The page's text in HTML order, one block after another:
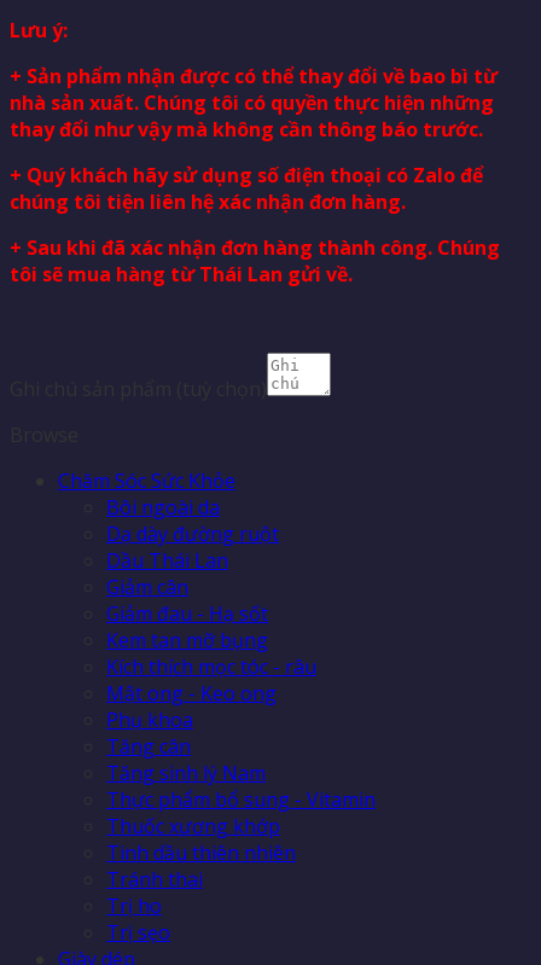
Lưu ý:
+ Sản phẩm nhận được có thể thay đổi về bao bì từ
nhà sản xuất. Chúng tôi có quyền thực hiện những
thay đổi như vậy mà không cần thông báo trước.
+ Quý khách hãy sử dụng số điện thoại có Zalo để
chúng tôi tiện liên hệ xác nhận đơn hàng.
+ Sau khi đã xác nhận đơn hàng thành công. Chúng
tôi sẽ mua hàng từ Thái Lan gửi về.
Chăm Sóc Sức Khỏe
Bôi ngoài da
Dạ dày đường ruột
Dầu Thái Lan
Giảm cân
Giảm đau - Hạ sốt
Kem tan mỡ bụng
Kích thích mọc tóc - râu
Mật ong - Keo ong
Phụ khoa
Tăng cân
Tăng sinh lý Nam
Thực phẩm bổ sung - Vitamin
Thuốc xương khớp
Tinh dầu thiên nhiên
Tránh thai
Trị ho
Trị sẹo
Giày dép